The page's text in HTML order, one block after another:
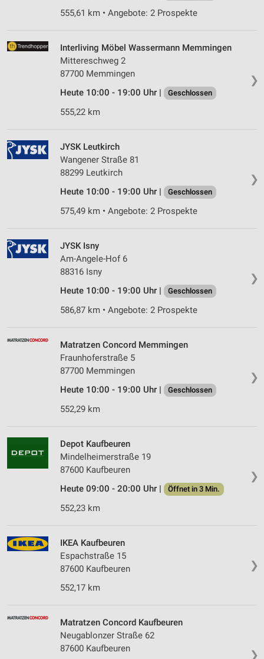
555,61 km • Angebote: 2 Prospekte
❯
Interliving Möbel Wassermann Memmingen
Mittereschweg 2
87700 Memmingen
Heute 10:00 - 19:00 Uhr |
Geschlossen
555,22 km
❯
JYSK Leutkirch
Wangener Straße 81
88299 Leutkirch
Heute 10:00 - 19:00 Uhr |
Geschlossen
575,49 km • Angebote: 2 Prospekte
❯
JYSK Isny
Am-Angele-Hof 6
88316 Isny
Heute 10:00 - 19:00 Uhr |
Geschlossen
586,87 km • Angebote: 2 Prospekte
❯
Matratzen Concord Memmingen
Fraunhoferstraße 5
87700 Memmingen
Heute 10:00 - 19:00 Uhr |
Geschlossen
552,29 km
❯
Depot Kaufbeuren
Mindelheimerstraße 19
87600 Kaufbeuren
Heute 09:00 - 20:00 Uhr |
Öffnet in 3 Min.
552,23 km
❯
IKEA Kaufbeuren
Espachstraße 15
87600 Kaufbeuren
552,17 km
❯
Matratzen Concord Kaufbeuren
Neugablonzer Straße 62
87600 Kaufbeuren